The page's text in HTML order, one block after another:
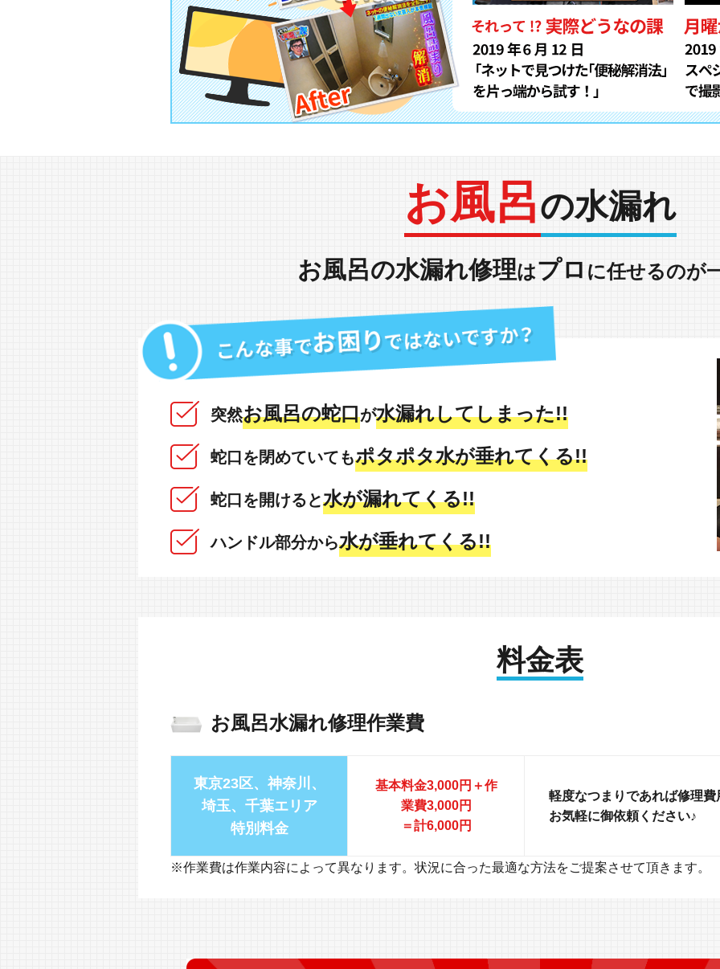
お風呂の水漏れ
お風呂の水漏れ修理はプロ に任せるのが
突然お風呂の蛇口が水漏れしてしまった!!
蛇口を閉めていてもポタポタ水が垂れてくる!!
蛇口を開けると水が漏れてくる!!
ハンドル部分から水が垂れてくる!!
料金表
お風呂水漏れ修理作業費
東京23区、神奈川、
埼玉、千葉エリア
特別料金
基本料金3,000円＋作
業費3,000円
＝計6,000円
軽度なつまりであれば修理
お気軽に御依頼ください♪
※作業費は作業内容によって異なります。状況に合った最適な方法をご提案させて頂きます。